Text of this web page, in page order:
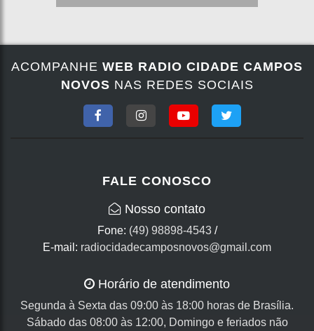
ACOMPANHE WEB RADIO CIDADE CAMPOS
NOVOS NAS REDES SOCIAIS
FALE CONOSCO
Nosso contato
Fone: (49) 98898-4543/
E-mail: radiocidadecamposnovos@gmail.com
Horário de atendimento
Segunda à Sexta das 09:00 às 18:00 horas de Brasília.
Sábado das 08:00 às 12:00, Domingo e feriados não